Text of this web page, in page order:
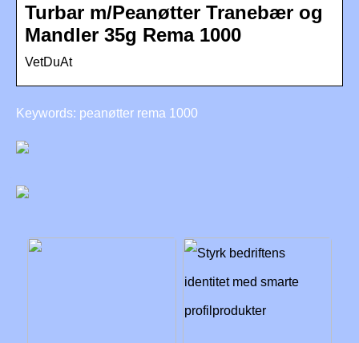
Turbar m/Peanøtter Tranebær og
Mandler 35g Rema 1000
VetDuAt
Keywords: peanøtter rema 1000